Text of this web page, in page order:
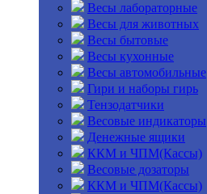
Весы лабораторные
Весы для животных
Весы бытовые
Весы кухонные
Весы автомобильные
Гири и наборы гирь
Тензодатчики
Весовые индикаторы
Денежные ящики
ККМ и ЧПМ(Кассы)
Весовые дозаторы
ККМ и ЧПМ(Кассы)